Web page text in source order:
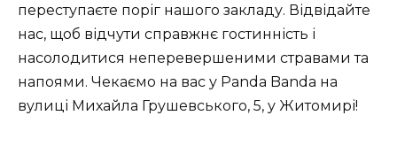
переступаєте поріг нашого закладу. Відвідайте
нас, щоб відчути справжнє гостинність і
насолодитися неперевершеними стравами та
напоями. Чекаємо на вас у Panda Banda на
вулиці Михайла Грушевського, 5, у Житомирі!